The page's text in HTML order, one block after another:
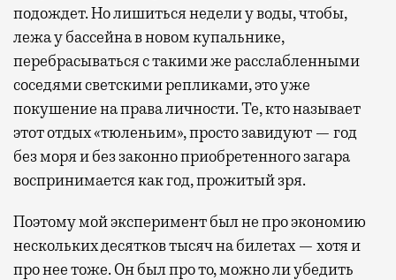
подождет. Но лишиться недели у воды, чтобы,
лежа у бассейна в новом купальнике,
перебрасываться с такими же расслабленными
соседями светскими репликами, это уже
покушение на права личности. Те, кто называет
этот отдых «тюленьим», просто завидуют — год
без моря и без законно приобретенного загара
воспринимается как год, прожитый зря.
Поэтому мой эксперимент был не про экономию
нескольких десятков тысяч на билетах — хотя и
про нее тоже. Он был про то, можно ли убедить